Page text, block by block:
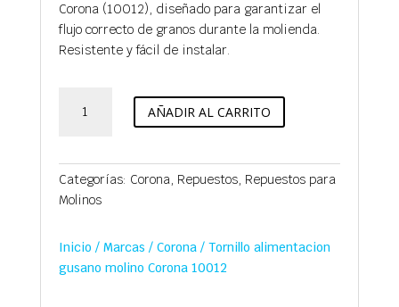
Corona (10012), diseñado para garantizar el
flujo correcto de granos durante la molienda.
Resistente y fácil de instalar.
alimentacion
Corona
10012
AÑADIR AL CARRITO
Categorías: Corona, Repuestos, Repuestos para
Molinos
Inicio / Marcas / Corona/ Tornillo alimentacion
gusano molino Corona 10012